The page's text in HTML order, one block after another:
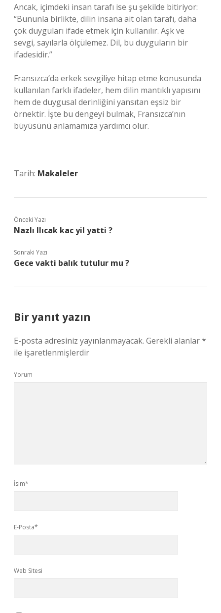
Ancak, içimdeki insan tarafı ise şu şekilde bitiriyor:
“Bununla birlikte, dilin insana ait olan tarafı, daha
çok duyguları ifade etmek için kullanılır. Aşk ve
sevgi, sayılarla ölçülemez. Dil, bu duyguların bir
ifadesidir.”
Fransızca’da erkek sevgiliye hitap etme konusunda
kullanılan farklı ifadeler, hem dilin mantıklı yapısını
hem de duygusal derinliğini yansıtan eşsiz bir
örnektir. İşte bu dengeyi bulmak, Fransızca’nın
büyüsünü anlamamıza yardımcı olur.
Tarih: Makaleler
Önceki Yazı
Nazlı Ilıcak kac yil yatti ?
Sonraki Yazı
Gece vakti balık tutulur mu ?
Bir yanıt yazın
E-posta adresiniz yayınlanmayacak. Gerekli alanlar*
ile işaretlenmişlerdir
Yorum
İsim*
E-Posta*
Web Sitesi